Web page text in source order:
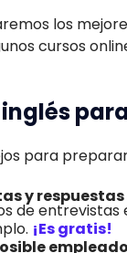
los
cursos
para
y
de
¡Es gratis!